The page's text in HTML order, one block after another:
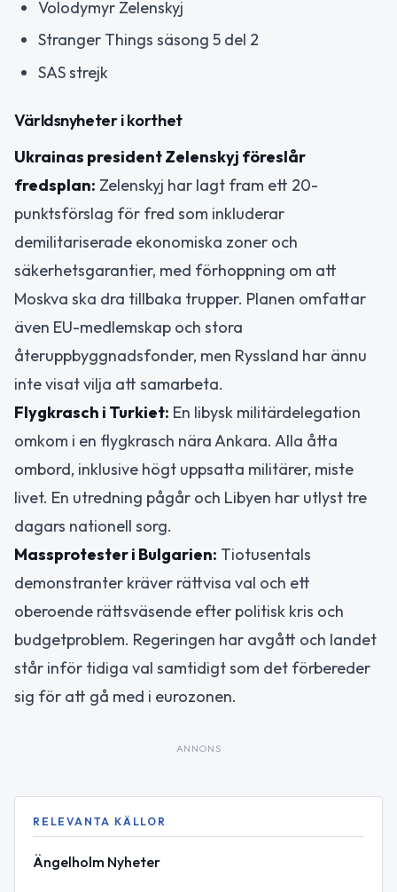
Volodymyr Zelenskyj
Stranger Things säsong 5 del 2
SAS strejk
Världsnyheter i korthet
Ukrainas president Zelenskyj föreslår
fredsplan: Zelenskyj har lagt fram ett 20-
punktsförslag för fred som inkluderar
demilitariserade ekonomiska zoner och
säkerhetsgarantier, med förhoppning om att
Moskva ska dra tillbaka trupper. Planen omfattar
även EU-medlemskap och stora
återuppbyggnadsfonder, men Ryssland har ännu
inte visat vilja att samarbeta.
Flygkrasch i Turkiet: En libysk militärdelegation
omkom i en flygkrasch nära Ankara. Alla åtta
ombord, inklusive högt uppsatta militärer, miste
livet. En utredning pågår och Libyen har utlyst tre
dagars nationell sorg.
Massprotester i Bulgarien: Tiotusentals
demonstranter kräver rättvisa val och ett
oberoende rättsväsende efter politisk kris och
budgetproblem. Regeringen har avgått och landet
står inför tidiga val samtidigt som det förbereder
sig för att gå med i eurozonen.
ANNONS
RELEVANTA KÄLLOR
Ängelholm Nyheter